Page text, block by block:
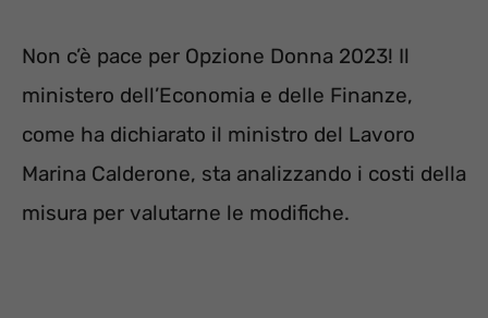
Non c’è pace per Opzione Donna 2023! Il
ministero dell’Economia e delle Finanze,
come ha dichiarato il ministro del Lavoro
Marina Calderone, sta analizzando i costi della
misura per valutarne le modifiche.